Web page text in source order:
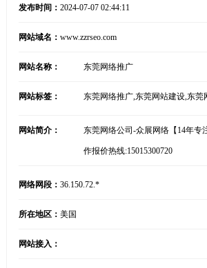
发布时间： 2024-07-07 02:44:11
网站域名： www.zzrseo.com
网站名称： 东莞网络推广
网站标签： 东莞网络推广,东莞网站建设,东
网站简介： 东莞网络公司-众展网络【14年专
作报价热线:15015300720
网络网段： 36.150.72.*
所在地区： 美国
网站接入：